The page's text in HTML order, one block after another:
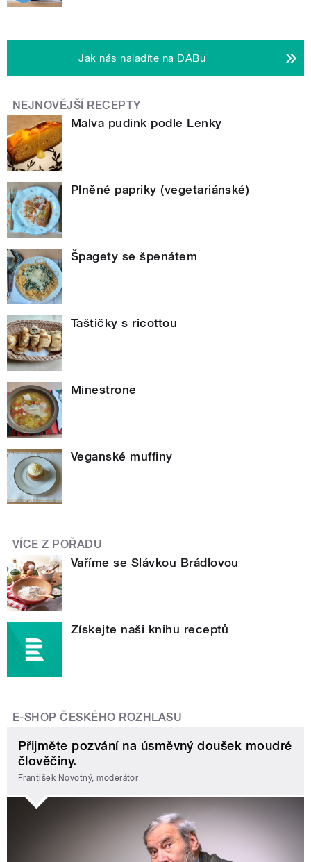
Jak nás naladíte na DABu
NEJNOVĚJŠÍ RECEPTY
Malva pudink podle Lenky
Plněné papriky (vegetariánské)
Špagety se špenátem
Taštičky s ricottou
Minestrone
Veganské muffiny
VÍCE Z POŘADU
Vaříme se Slávkou Brádlovou
Získejte naši knihu receptů
E-SHOP ČESKÉHO ROZHLASU
Přijměte pozvání na úsměvný doušek moudré
člověčiny.
František Novotný, moderátor